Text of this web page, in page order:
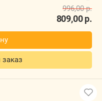
809,00р.
996,00р.